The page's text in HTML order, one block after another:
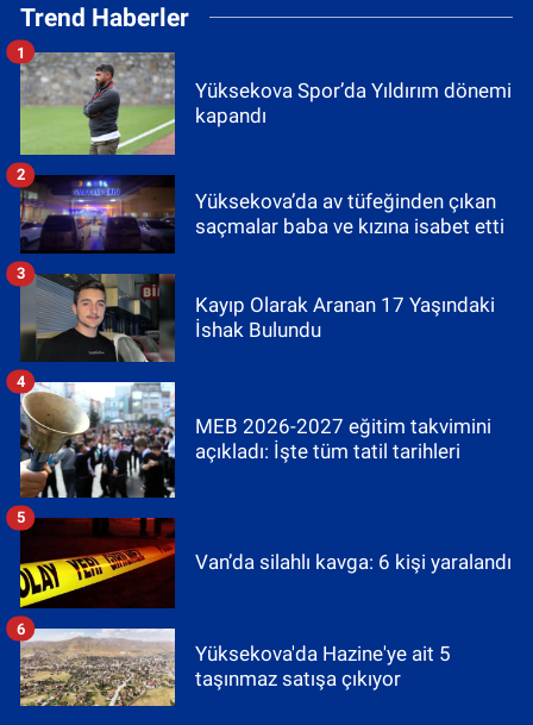
Trend Haberler
Yüksekova Spor’da Yıldırım dönemi
kapandı
1
Yüksekova’da av tüfeğinden çıkan
saçmalar baba ve kızına isabet etti
2
Kayıp Olarak Aranan 17 Yaşındaki
İshak Bulundu
3
MEB 2026-2027 eğitim takvimini
açıkladı: İşte tüm tatil tarihleri
4
Van’da silahlı kavga: 6 kişi yaralandı
5
Yüksekova'da Hazine'ye ait 5
taşınmaz satışa çıkıyor
6